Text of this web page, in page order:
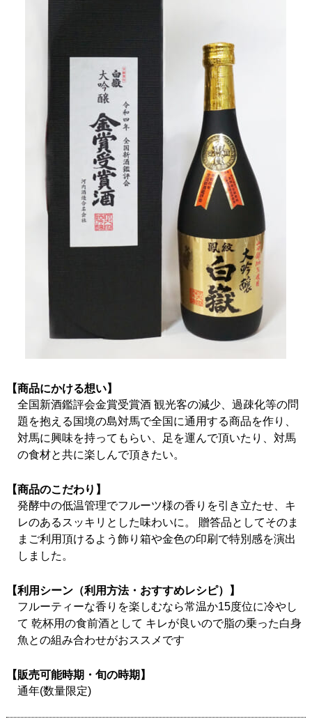
【商品にかける想い】
全国新酒鑑評会金賞受賞酒 観光客の減少、過疎化等の問
題を抱える国境の島対馬で全国に通用する商品を作り、
対馬に興味を持ってもらい、足を運んで頂いたり、対馬
の食材と共に楽しんで頂きたい。
【商品のこだわり】
発酵中の低温管理でフルーツ様の香りを引き立たせ、キ
レのあるスッキリとした味わいに。 贈答品としてそのま
まご利用頂けるよう飾り箱や金色の印刷で特別感を演出
しました。
【利用シーン（利用方法・おすすめレシピ）】
フルーティーな香りを楽しむなら常温か15度位に冷やし
て 乾杯用の食前酒として キレが良いので脂の乗った白身
魚との組み合わせがおススメです
【販売可能時期・旬の時期】
通年(数量限定)